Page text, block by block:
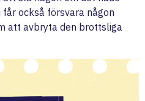
också försvara någon
att avbryta den brottsliga